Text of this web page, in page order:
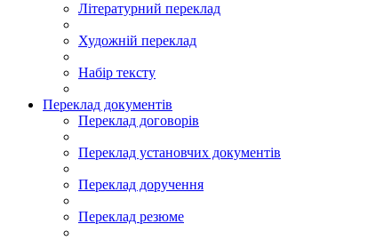
Літературний переклад
Художній переклад
Набір тексту
Переклад документів
Переклад договорів
Переклад установчих документів
Переклад доручення
Переклад резюме